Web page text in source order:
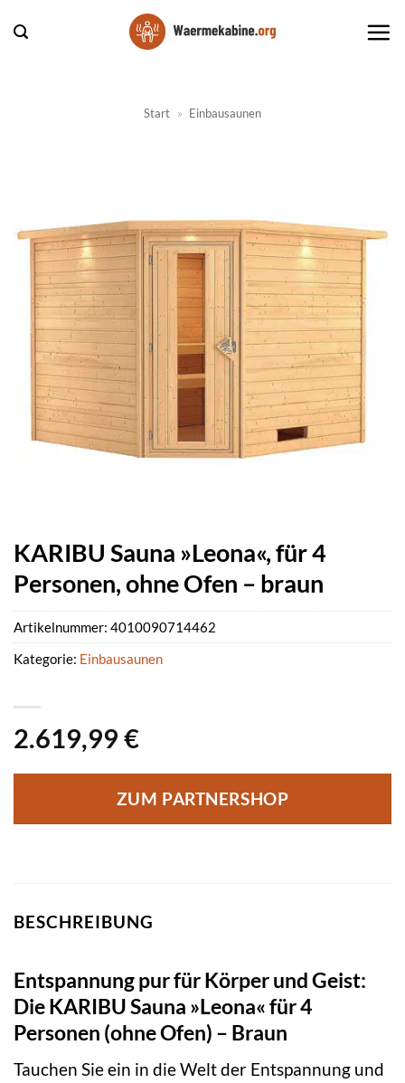
Inhalt
Start » Einbausaunen
KARIBU Sauna »Leona«, für 4
Personen, ohne Ofen – braun
2.619,99 €
ZUM PARTNERSHOP
Artikelnummer: 4010090714462
Kategorie: Einbausaunen
BESCHREIBUNG
Entspannung pur für Körper und Geist:
Die KARIBU Sauna »Leona« für 4
Personen (ohne Ofen) – Braun
Tauchen Sie ein in die Welt der Entspannung und